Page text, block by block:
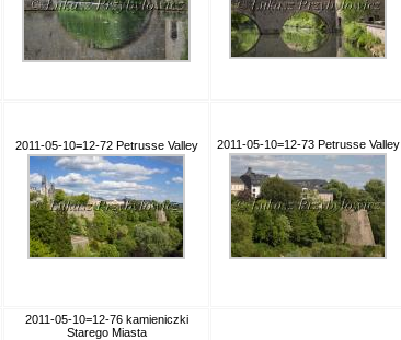
2011-05-10=12-72 Petrusse Valley
2011-05-10=12-73 Petrusse Valley
2011-05-10=12-76 kamieniczki
Starego Miasta